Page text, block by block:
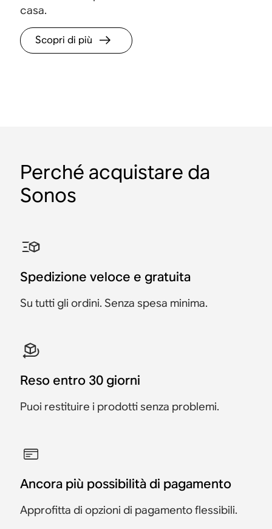
casa.
Scopri di più
Perché acquistare da
Sonos
Spedizione veloce e gratuita
Su tutti gli ordini. Senza spesa minima.
Reso entro 30 giorni
Puoi restituire i prodotti senza problemi.
Ancora più possibilità di pagamento
Approfitta di opzioni di pagamento flessibili.